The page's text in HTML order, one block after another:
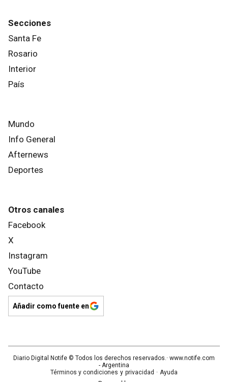
Secciones
Santa Fe
Rosario
Interior
País
Mundo
Info General
Afternews
Deportes
Otros canales
Facebook
X
Instagram
YouTube
Contacto
Añadir como fuente en
Diario Digital Notife © Todos los derechos reservados.· www.notife.com
- Argentina
Términos y condiciones y privacidad · Ayuda